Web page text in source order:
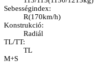
Sebességindex:
R(170km/h)
Konstrukció:
Radiál
TL/TT:
TL
M+S